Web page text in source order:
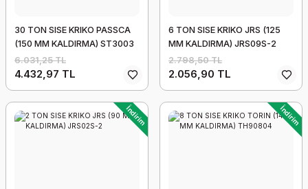
30 TON SISE KRIKO PASSCA
(150 MM KALDIRMA) ST3003
6.031,25 TL
4.432,97 TL
6 TON SISE KRIKO JRS (125
MM KALDIRMA) JRS09S-2
2.798,50 TL
2.056,90 TL
İndirim İndirim